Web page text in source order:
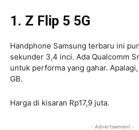
1. Z Flip 5 5G
Handphone Samsung terbaru ini
sekunder 3,4 inci. Ada Qualcomm
untuk performa yang gahar.
GB.
Harga di kisaran Rp17,9 juta.
- Advertisement -